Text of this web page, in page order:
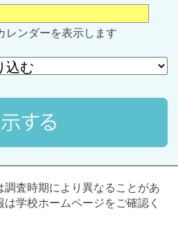
りません
レンダーを表示します
査時期により異なることがあ
学校ホームページをご確認く